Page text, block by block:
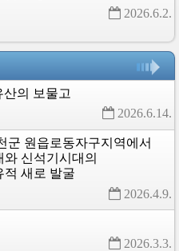
2026.6.2.
의
보물고
2026.6.14.
군 원읍로동자구지역에서
와 신석기시대의
적 새로 발굴
2026.4.9.
2026.3.3.